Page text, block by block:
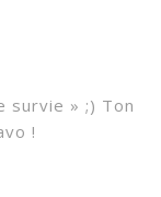
survie » ;) Ton
!